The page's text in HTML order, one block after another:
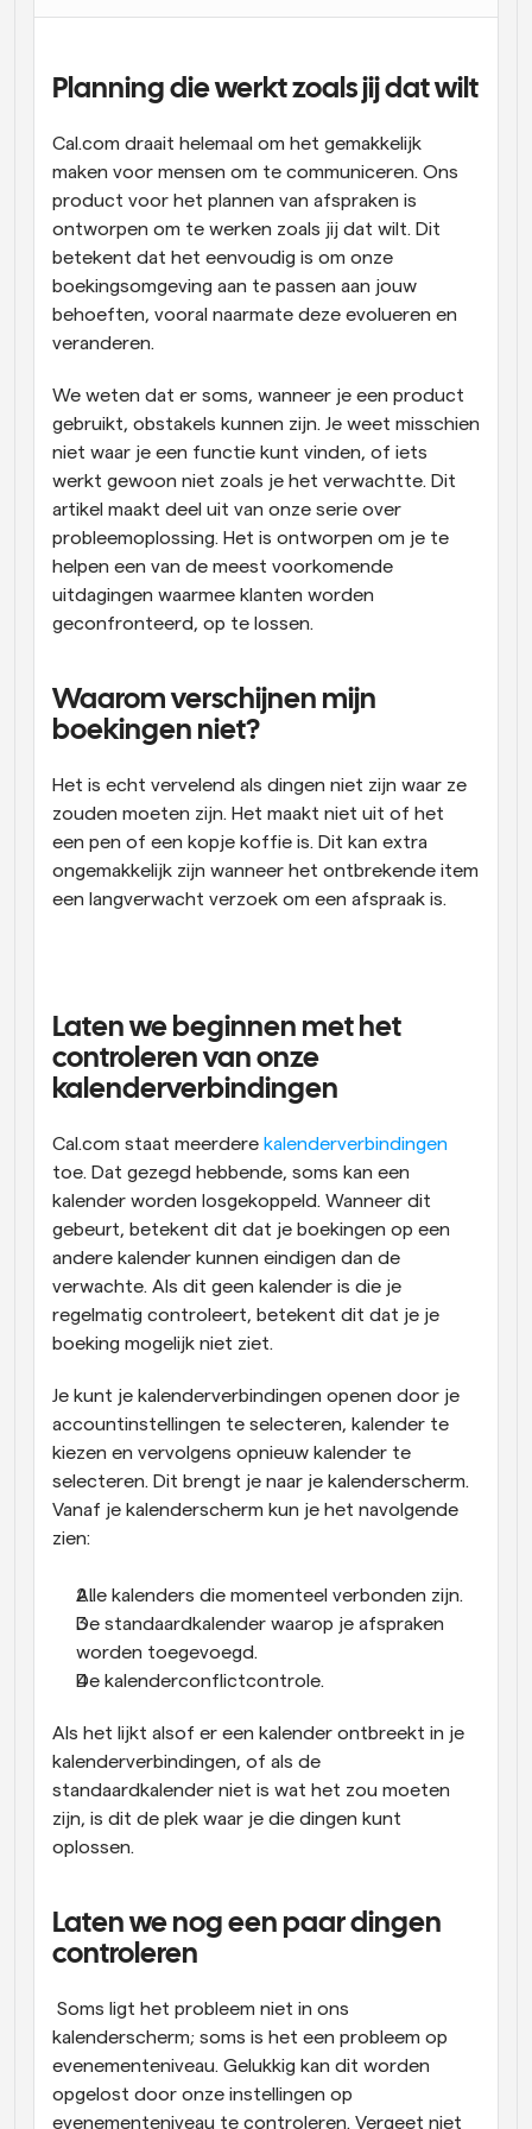
Supercharged planning met AI-gestuurde
oproepen
Blijf op de hoogte van het laatste nieuws en updates
Instant Vergaderingen
Ontmoet cliënten binnen enkele minuten
Dynamische Groep Links
Boek naadloos vergaderingen met meerdere mensen
Ontvang een melding wanneer er iets gebeurt
Planning die werkt zoals jij dat wilt
Cal.com draait helemaal om het gemakkelijk
maken voor mensen om te communiceren. Ons
product voor het plannen van afspraken is
ontworpen om te werken zoals jij dat wilt. Dit
betekent dat het eenvoudig is om onze
boekingsomgeving aan te passen aan jouw
behoeften, vooral naarmate deze evolueren en
veranderen.
We weten dat er soms, wanneer je een product
gebruikt, obstakels kunnen zijn. Je weet misschien
niet waar je een functie kunt vinden, of iets
werkt gewoon niet zoals je het verwachtte. Dit
artikel maakt deel uit van onze serie over
probleemoplossing. Het is ontworpen om je te
helpen een van de meest voorkomende
uitdagingen waarmee klanten worden
geconfronteerd, op te lossen.
Waarom verschijnen mijn
boekingen niet?
Het is echt vervelend als dingen niet zijn waar ze
zouden moeten zijn. Het maakt niet uit of het
een pen of een kopje koffie is. Dit kan extra
ongemakkelijk zijn wanneer het ontbrekende item
een langverwacht verzoek om een afspraak is.
Laten we beginnen met het
controleren van onze
kalenderverbindingen
Cal.com staat meerdere kalenderverbindingen
toe. Dat gezegd hebbende, soms kan een
kalender worden losgekoppeld. Wanneer dit
gebeurt, betekent dit dat je boekingen op een
andere kalender kunnen eindigen dan de
verwachte. Als dit geen kalender is die je
regelmatig controleert, betekent dit dat je je
boeking mogelijk niet ziet.
Je kunt je kalenderverbindingen openen door je
accountinstellingen te selecteren, kalender te
kiezen en vervolgens opnieuw kalender te
selecteren. Dit brengt je naar je kalenderscherm.
Vanaf je kalenderscherm kun je het navolgende
zien:
Alle kalenders die momenteel verbonden zijn.
De standaardkalender waarop je afspraken
worden toegevoegd.
De kalenderconflictcontrole.
Als het lijkt alsof er een kalender ontbreekt in je
kalenderverbindingen, of als de
standaardkalender niet is wat het zou moeten
zijn, is dit de plek waar je die dingen kunt
oplossen.
Laten we nog een paar dingen
controleren
kalenderscherm; soms is het een probleem op
evenementeniveau. Gelukkig kan dit worden
opgelost door onze instellingen op
evenementeniveau te controleren. Vergeet niet